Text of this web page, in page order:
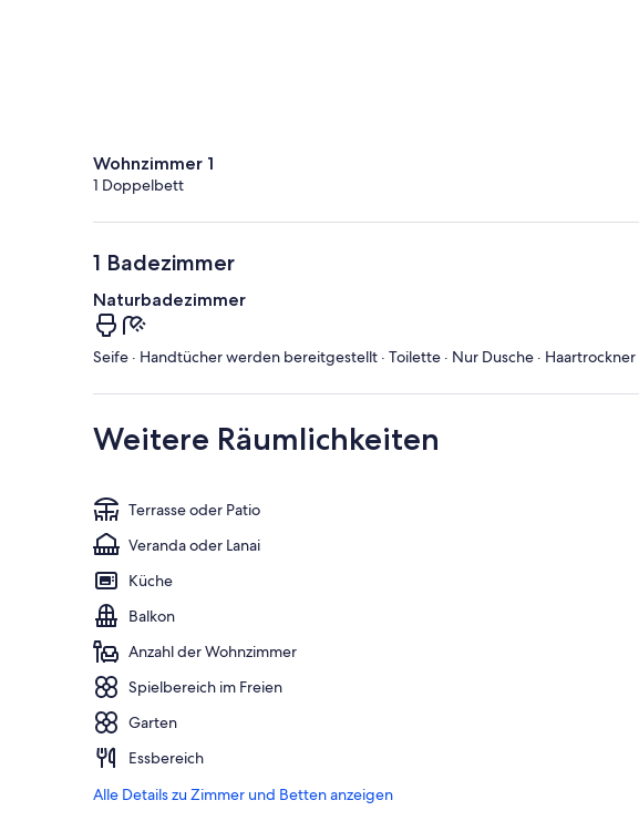
Wohnzimmer 1
1 Doppelbett
1 Badezimmer
Naturbadezimmer
Seife · Handtücher werden bereitgestellt · Toilette · Nur Dusche · Haartrockner
Weitere Räumlichkeiten
Terrasse oder Patio
Veranda oder Lanai
Küche
Balkon
Anzahl der Wohnzimmer
Spielbereich im Freien
Garten
Essbereich
Alle Details zu Zimmer und Betten anzeigen